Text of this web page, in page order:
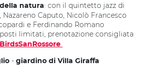
natura: con il quintetto jazz di
Caputo, Nicolò Francesco
e Ferdinando Romano
limitati, prenotazione consigliata
- giardino di Villa Giraffa